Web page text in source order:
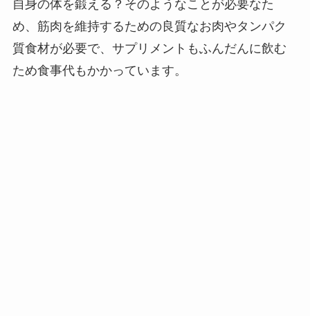
自身の体を鍛える？そのようなことが必要なた
め、筋肉を維持するための良質なお肉やタンパク
質食材が必要で、サプリメントもふんだんに飲む
ため食事代もかかっています。